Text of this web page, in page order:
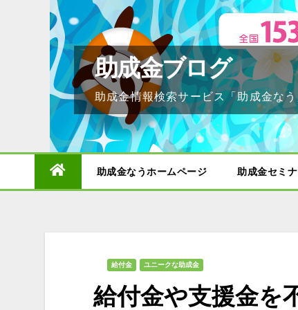
助成金ブログ
助成金情報検索サービス「助成金な
助成金なうホームページ 助成金セミ
給付金 ユニークな助成金
給付金や支援金を